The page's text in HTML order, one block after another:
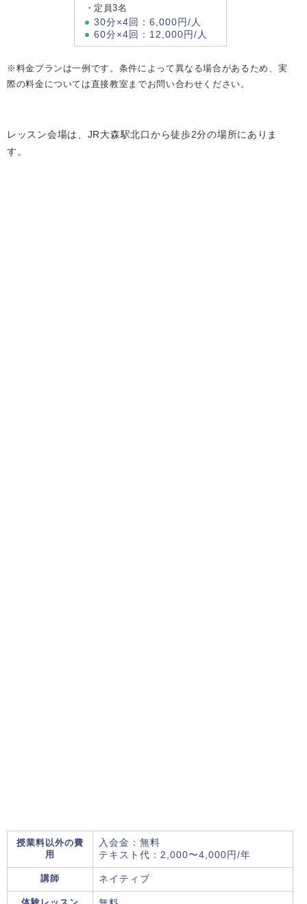
・定員3名
30分×4回：6,000円/人
60分×4回：12,000円/人
※料金プランは一例です。条件によって異なる場合があるため、実
際の料金については直接教室までお問い合わせください。
レッスン会場は、JR大森駅北口から徒歩2分の場所にありま
す。
授業料以外の費
用
入会金：無料
テキスト代：2,000〜4,000円/年
講師 ネイティブ